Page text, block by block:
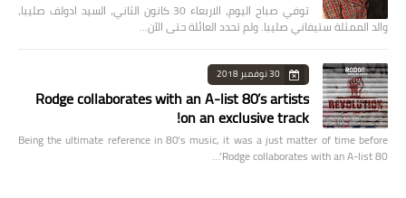
توفي صباح اليوم، الاربعاء 30 كانون الثاني، السيد ادولف صليبا،
والد الممثلة ستيفاني صليبا. ولم تحدد العائلة حتى الآن…
30 نوفمبر 2018
Rodge collaborates with an A-list 80’s artists
on an exclusive track!
Being the ultimate reference in 80’s music, it was a just matter of time before
Rodge collaborates with an A-list 80’…